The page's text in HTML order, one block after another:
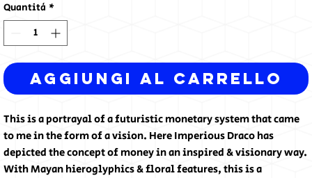
Quantità *
Aggiungi al carrello
This is a portrayal of a futuristic monetary system that came
to me in the form of a vision. Here Imperious Draco has
depicted the concept of money in an inspired & visionary way.
With Mayan hieroglyphics & floral features, this is a